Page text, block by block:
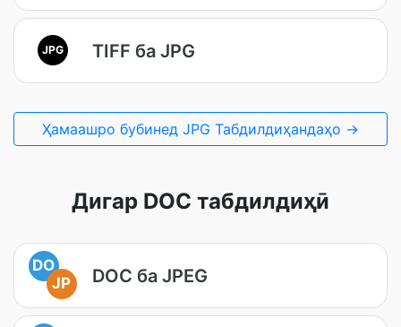
JPG TIFF ба JPG
Ҳамаашро бубинед JPG Табдилдиҳандаҳо →
Дигар DOC табдилдиҳӣ
DO
JP
DOC ба JPEG